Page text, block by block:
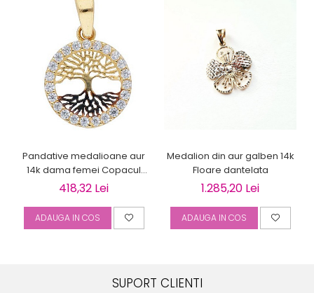
Pandative medalioane aur
14k dama femei Copacul
Vietii
418,32 Lei
ADAUGA IN COS
Medalion din aur galben 14k
Floare dantelata
1.285,20 Lei
ADAUGA IN COS
SUPORT CLIENTI